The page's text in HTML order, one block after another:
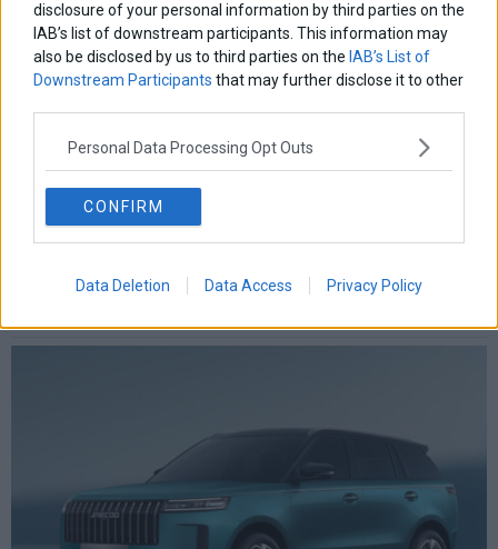
disclosure of your personal information by third parties on the
IAB’s list of downstream participants. This information may
also be disclosed by us to third parties on the IAB’s List of
Downstream Participants that may further disclose it to other
Personal Data Processing Opt Outs
CONFIRM
Data Deletion Data Access Privacy Policy